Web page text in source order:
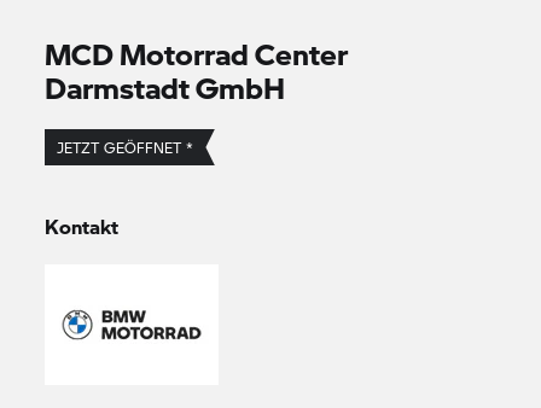
MCD Motorrad Center
Darmstadt GmbH
JETZT GEÖFFNET *
Kontakt